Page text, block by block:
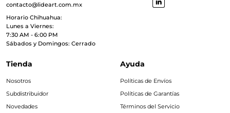
contacto@lideart.com.mx
Horario Chihuahua:
Lunes a Viernes:
7:30 AM - 6:00 PM
Sábados y Domingos: Cerrado
Tienda
Nosotros
Subdistribuidor
Novedades
Ayuda
Políticas de Envíos
Políticas de Garantías
Términos del Servicio